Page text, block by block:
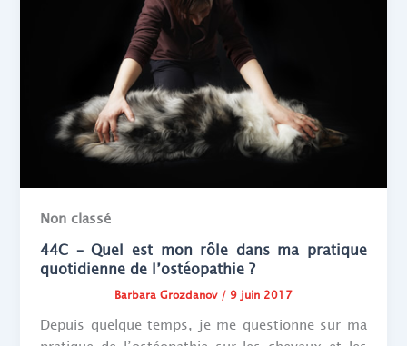
Non classé
44C – Quel est mon rôle dans ma pratique
quotidienne de l’ostéopathie ?
Barbara Grozdanov/ 9 juin 2017
Depuis quelque temps, je me questionne sur ma